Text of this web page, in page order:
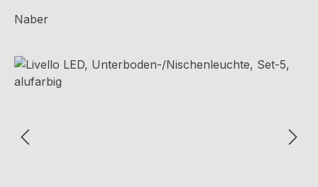
Naber
Bildergalerie überspringen